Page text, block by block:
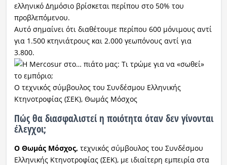
ελληνικό Δημόσιο βρίσκεται περίπου στο 50% του
προβλεπόμενου.
Αυτό σημαίνει ότι διαθέτουμε περίπου 600 μόνιμους αντί
για 1.500 κτηνιάτρους και 2.000 γεωπόνους αντί για
3.800.
Ο τεχνικός σύμβουλος του Συνδέσμου Ελληνικής
Κτηνοτροφίας (ΣΕΚ), Θωμάς Μόσχος
Πώς θα διασφαλιστεί η ποιότητα όταν δεν γίνονται
έλεγχοι;
Ο Θωμάς Μόσχος, τεχνικός σύμβουλος του Συνδέσμου
Ελληνικής Κτηνοτροφίας (ΣΕΚ), με ιδιαίτερη εμπειρία στα